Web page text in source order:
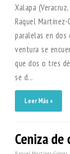
Xalapa
Raquel
paralelas en
ventura se
que dos o tres
se d...
Leer Más »
Ceniza de